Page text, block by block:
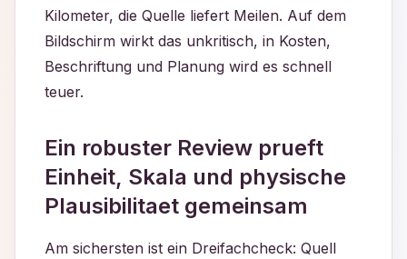
Kilometer, die Quelle liefert Meilen. Auf dem
Bildschirm wirkt das unkritisch, in Kosten,
Beschriftung und Planung wird es schnell
teuer.
Ein robuster Review prueft
Einheit, Skala und physische
Plausibilitaet gemeinsam
Am sichersten ist ein Dreifachcheck: Quell